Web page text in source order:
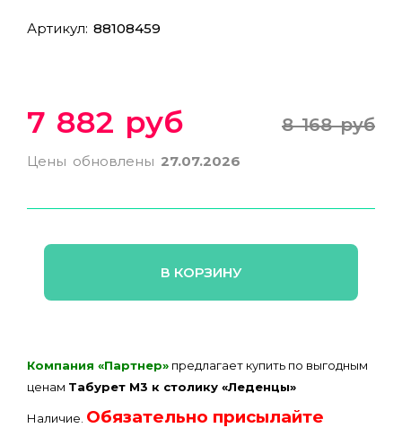
Артикул: 88108459
7 882 руб 8 168 руб
Цены обновлены 27.07.2026
В КОРЗИНУ
Компания «Партнер» предлагает купить по выгодным
ценам Табурет М3 к столику «Леденцы»
Наличие. Обязательно присылайте